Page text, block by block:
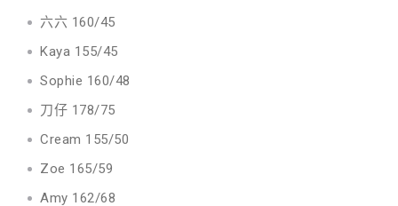
六六 160/45
Kaya 155/45
Sophie 160/48
刀仔 178/75
Cream 155/50
Zoe 165/59
Amy 162/68